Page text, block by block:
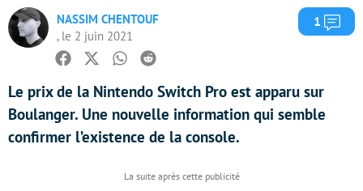
NASSIM CHENTOUF
, le 2 juin 2021
1
Facebook
TwitterWhatsapp
Reddit
Le prix de la Nintendo Switch Pro est apparu sur
Boulanger. Une nouvelle information qui semble
confirmer l’existence de la console.